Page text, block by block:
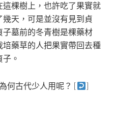
棵樹上，也許吃了果實就
天，可是並沒有見到貞
墓前的冬青樹是棵藥材
藥草的人把果實帶回去種
。
何古代少人用呢？ [ ]